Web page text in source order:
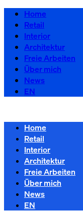
Home
Retail
Interior
Architektur
Freie Arbeiten
Über mich
News
EN
Home
Retail
Interior
Architektur
Freie Arbeiten
Über mich
News
EN